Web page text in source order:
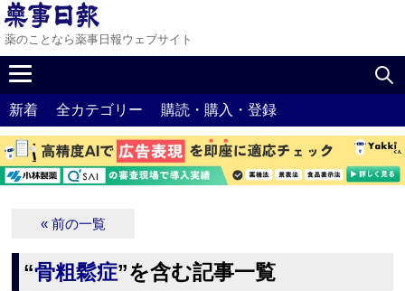
薬のことなら薬事日報ウェブサイト
新着 全カテゴリー 購読・購入・登録
« 前の一覧
“骨粗鬆症”を含む記事一覧